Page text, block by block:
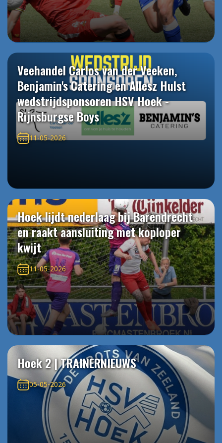
Veehandel Carlos van der Veeken,
Benjamin's Catering en Allesz Hulst
wedstrijdsponsoren HSV Hoek -
Rijnsburgse Boys
11-05-2026
Hoek lijdt nederlaag bij Barendrecht
en raakt aansluiting met koploper
kwijt
11-05-2026
Hoek 2 | TRAINERNIEUWS
05-05-2026